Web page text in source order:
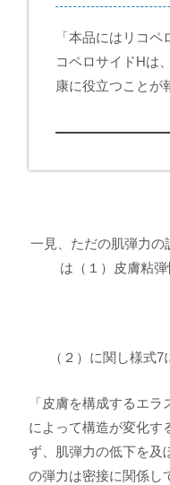
「本品にはリコ
コペロサイドHは
康に役立つことが
一見、ただの肌弾力の
は（１） 皮膚粘弾
（２）に関し様式
「皮膚を構成するエ
によって構造が変化す
ず、肌弾力の低下を及
の弾力は密接に関係し